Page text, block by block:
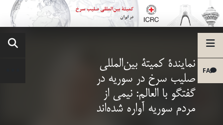
FA
نمایندۀ کمیتۀ بین‌المللی
صلیب سرخ در سوریه در
گفتگو با العالم: نیمی از
مردم سوریه آواره شده‌اند